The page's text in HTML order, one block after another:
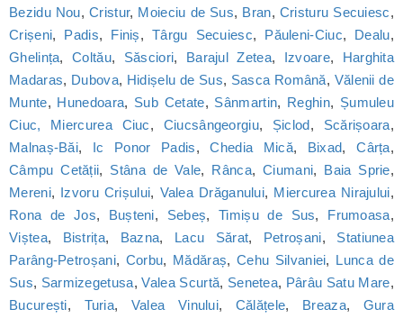
Bezidu Nou,Cristur, Moieciu de Sus, Bran, Cristuru Secuiesc,
Crișeni, Padis, Finiș,Târgu Secuiesc, Păuleni-Ciuc, Dealu,
Ghelința,Coltău, Săsciori, Barajul Zetea, Izvoare, Harghita
Madaras, Dubova, Hidișelu de Sus, Sasca Română, Vălenii de
Munte, Hunedoara, Sub Cetate, Sânmartin, Reghin, Șumuleu
Ciuc, Miercurea Ciuc, Ciucsângeorgiu, Șiclod, Scărișoara,
Malnaș-Băi, Ic Ponor Padis,Chedia Mică, Bixad,Cârța,
Câmpu Cetății, Stâna de Vale, Rânca,Ciumani, Baia Sprie,
Mereni, Izvoru Crișului, Valea Drăganului, Miercurea Nirajului,
Rona de Jos, Bușteni, Sebeș, Timișu de Sus, Frumoasa,
Viștea, Bistrița, Bazna, Lacu Sărat, Petroșani, Statiunea
Parâng-Petroșani, Corbu, Mădăraș, Cehu Silvaniei, Lunca de
Sus, Sarmizegetusa,Valea Scurtă, Senetea, Pârâu Satu Mare,
București, Turia, Valea Vinului, Călățele, Breaza, Gura